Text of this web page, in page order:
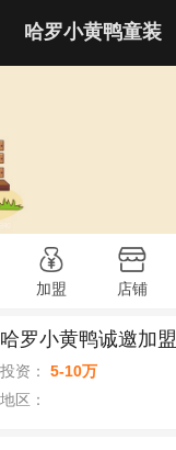
哈罗小黄鸭童装
加盟 店铺
哈罗小黄鸭诚邀加盟
投资：
5-10万
地区：